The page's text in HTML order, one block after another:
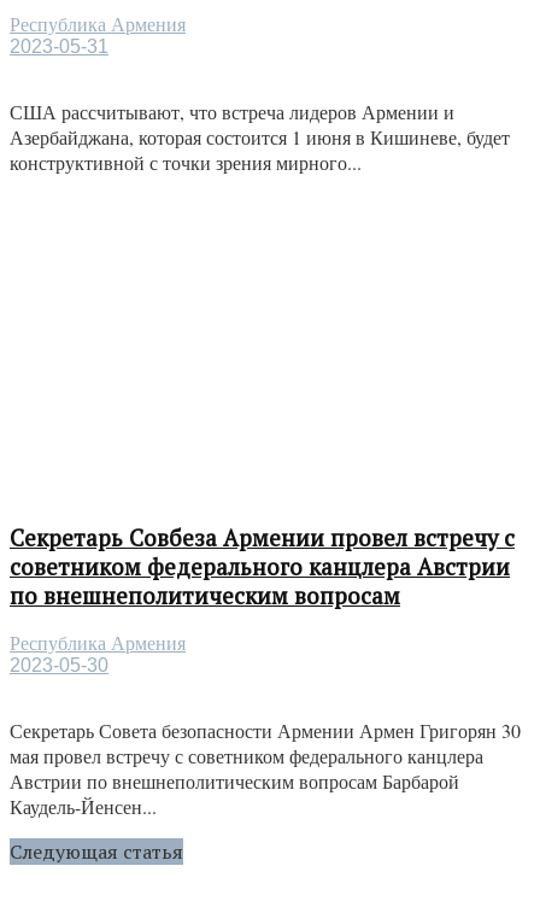
Республика Армения
2023-05-31
США рассчитывают, что встреча лидеров Армении и
Азербайджана, которая состоится 1 июня в Кишиневе, будет
конструктивной с точки зрения мирного...
Секретарь Совбеза Армении провел встречу с
советником федерального канцлера Австрии
по внешнеполитическим вопросам
Республика Армения
2023-05-30
Секретарь Совета безопасности Армении Армен Григорян 30
мая провел встречу с советником федерального канцлера
Австрии по внешнеполитическим вопросам Барбарой
Каудель-Йенсен...
Следующая статья